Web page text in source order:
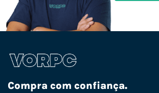
Compra com confiança.